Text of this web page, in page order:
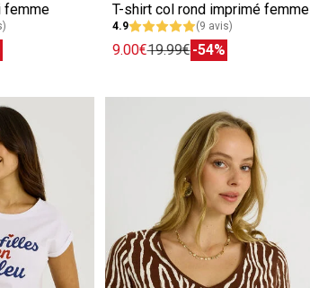
femme T-shirt col rond imprimé femme
4.9 (9 avis)
9.00€19.99€-54%